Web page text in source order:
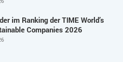
im Ranking der TIME World’s
Companies 2026